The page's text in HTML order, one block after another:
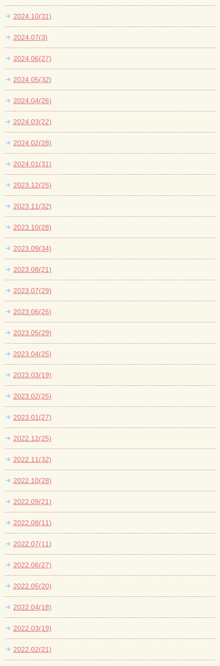
2024.10(31)
2024.07(3)
2024.06(27)
2024.05(32)
2024.04(26)
2024.03(22)
2024.02(28)
2024.01(31)
2023.12(25)
2023.11(32)
2023.10(28)
2023.09(34)
2023.08(21)
2023.07(29)
2023.06(26)
2023.05(29)
2023.04(25)
2023.03(19)
2023.02(25)
2023.01(27)
2022.12(25)
2022.11(32)
2022.10(28)
2022.09(21)
2022.08(11)
2022.07(11)
2022.06(27)
2022.05(20)
2022.04(18)
2022.03(19)
2022.02(21)